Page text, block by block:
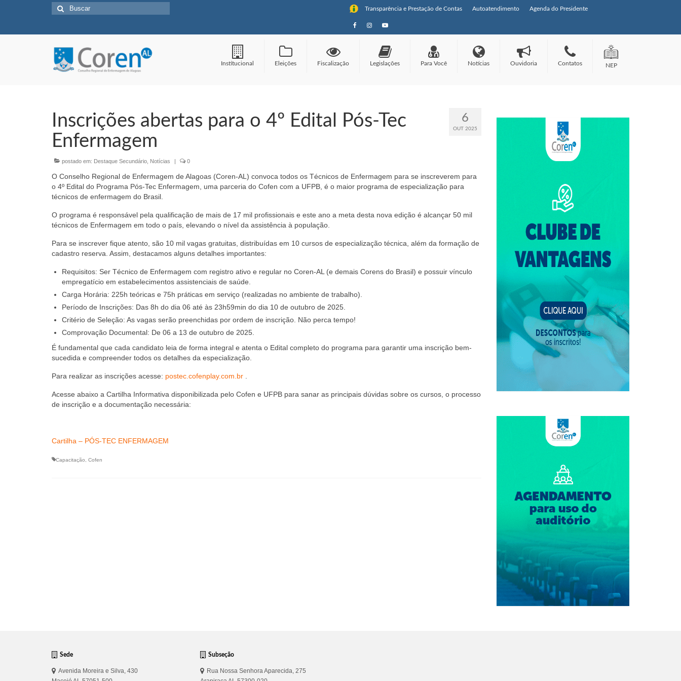
Transparência e Prestação de Contas Autoatendimento Agenda do Presidente
Buscar
por:
Institucional Eleições Fiscalização Legislações Para Você Notícias Ouvidoria Contatos NEP
6
OUT 2025
Inscrições abertas para o 4º Edital Pós-Tec
Enfermagem
postado em: Destaque Secundário Notícias | 0
O Conselho Regional de Enfermagem de Alagoas (Coren-AL) convoca todos os Técnicos de Enfermagem para se inscreverem para
o 4º Edital do Programa Pós-Tec Enfermagem, uma parceria do Cofen com a UFPB, é o maior programa de especialização para
técnicos de enfermagem do Brasil.
O programa é responsável pela qualificação de mais de 17 mil profissionais e este ano a meta desta nova edição é alcançar 50 mil
técnicos de Enfermagem em todo o país, elevando o nível da assistência à população.
Para se inscrever fique atento, são 10 mil vagas gratuitas, distribuídas em 10 cursos de especialização técnica, além da formação de
cadastro reserva. Assim, destacamos alguns detalhes importantes:
Requisitos: Ser Técnico de Enfermagem com registro ativo e regular no Coren-AL (e demais Corens do Brasil) e possuir vínculo
empregatício em estabelecimentos assistenciais de saúde.
Carga Horária: 225h teóricas e 75h práticas em serviço (realizadas no ambiente de trabalho).
Período de Inscrições: Das 8h do dia 06 até às 23h59min do dia 10 de outubro de 2025.
Critério de Seleção: As vagas serão preenchidas por ordem de inscrição. Não perca tempo!
Comprovação Documental: De 06 a 13 de outubro de 2025.
É fundamental que cada candidato leia de forma integral e atenta o Edital completo do programa para garantir uma inscrição bem-
sucedida e compreender todos os detalhes da especialização.
Para realizar as inscrições acesse: postec.cofenplay.com.br
Acesse abaixo a Cartilha Informativa disponibilizada pelo Cofen e UFPB para sanar as principais dúvidas sobre os cursos, o processo
de inscrição e a documentação necessária:
Cartilha – PÓS-TEC ENFERMAGEM
Capacitação Cofen
Sede
Avenida Moreira e Silva, 430
Subseção
Rua Nossa Senhora Aparecida, 275